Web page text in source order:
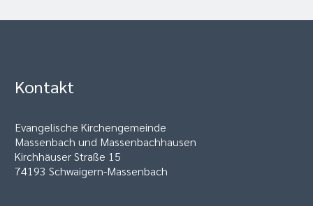
Kontakt
Evangelische Kirchengemeinde
Massenbach und Massenbachhausen
Kirchhäuser Straße 15
74193 Schwaigern-Massenbach